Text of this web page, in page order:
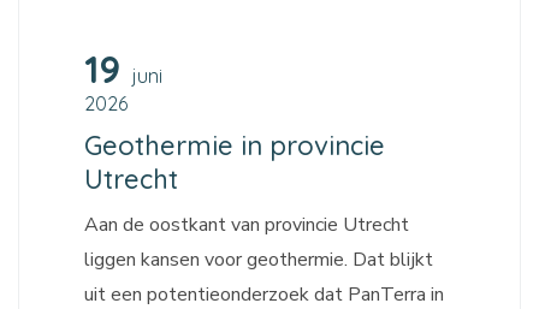
19 juni
2026
Geothermie in provincie
Utrecht
Aan de oostkant van provincie Utrecht
liggen kansen voor geothermie. Dat blijkt
uit een potentieonderzoek dat PanTerra in